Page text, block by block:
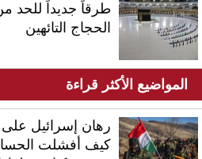
طرقاً جديداً للحد
الحجاج التائهين
المواضيع الأكثر قراءة
رهان إسرائيل على
كيف أفشلت